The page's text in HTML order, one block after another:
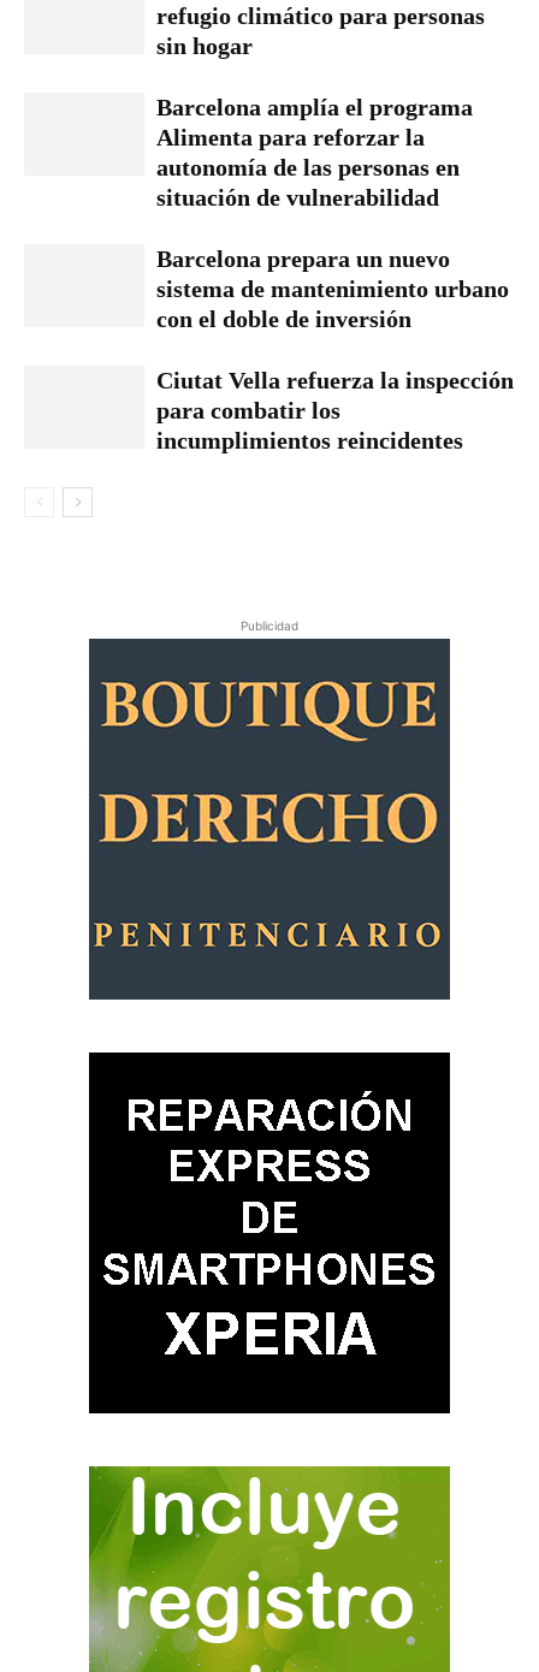
refugio climático para personas
sin hogar
Barcelona amplía el programa
Alimenta para reforzar la
autonomía de las personas en
situación de vulnerabilidad
Barcelona prepara un nuevo
sistema de mantenimiento urbano
con el doble de inversión
Ciutat Vella refuerza la inspección
para combatir los
incumplimientos reincidentes
Publicidad